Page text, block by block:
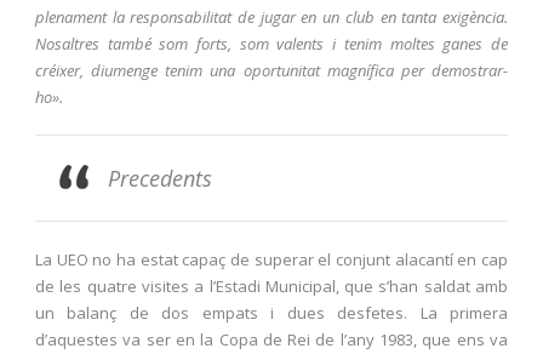
plenament la responsabilitat de jugar en un club en tanta exigència.
Nosaltres també som forts, som valents i tenim moltes ganes de
créixer, diumenge tenim una oportunitat magnífica per demostrar-
ho».
Precedents
La UEO no ha estat capaç de superar el conjunt alacantí en cap
de les quatre visites a l’Estadi Municipal, que s’han saldat amb
un balanç de dos empats i dues desfetes. La primera
d’aquestes va ser en la Copa de Rei de l’any 1983, que ens va